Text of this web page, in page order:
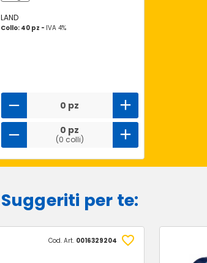
LAND
Collo: 40 pz - IVA 4%
0 pz
0 pz
(0 colli)
Suggeriti per te:
Cod. Art. 0016329204